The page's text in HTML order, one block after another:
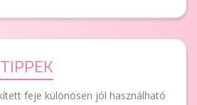
feje különösen jól használható